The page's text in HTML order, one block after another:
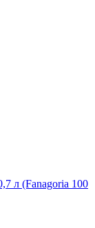
л (Fanagoria 100